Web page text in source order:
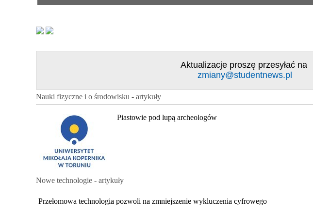
Aktualizacje proszę przesyłać na
zmiany@studentnews.pl
Nauki fizyczne i o środowisku - artykuły
Piastowie pod lupą archeologów
Nowe technologie - artykuły
Przełomowa technologia pozwoli na zmniejszenie wykluczenia cyfrowego